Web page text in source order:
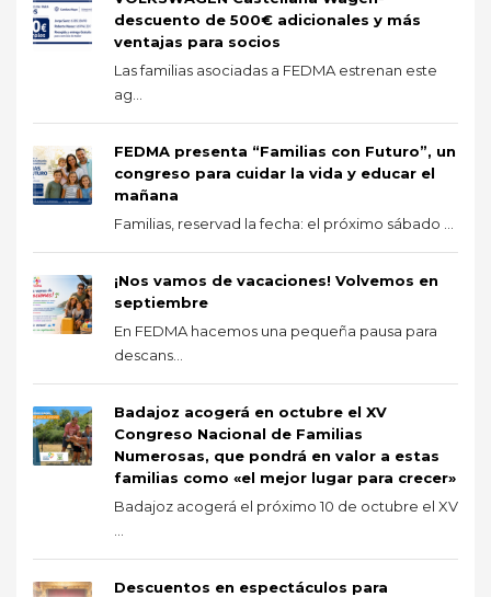
descuento de 500€ adicionales y más
ventajas para socios
Las familias asociadas a FEDMA estrenan este
ag...
FEDMA presenta “Familias con Futuro”, un
congreso para cuidar la vida y educar el
mañana
Familias, reservad la fecha: el próximo sábado ...
¡Nos vamos de vacaciones! Volvemos en
septiembre
En FEDMA hacemos una pequeña pausa para
descans...
Badajoz acogerá en octubre el XV
Congreso Nacional de Familias
Numerosas, que pondrá en valor a estas
familias como «el mejor lugar para crecer»
Badajoz acogerá el próximo 10 de octubre el XV
Descuentos en espectáculos para